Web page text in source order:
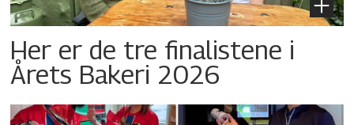
Her er de tre finalistene i
Årets Bakeri 2026